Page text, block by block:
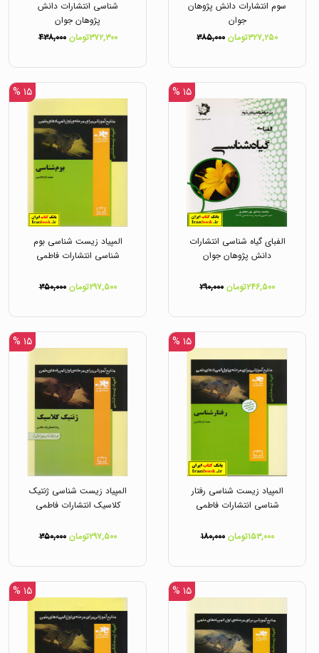
سوم انتشارات دانش پژوهان
جوان
۳۲۷,۲۵۰تومان
۳۸۵,۰۰۰
شناسی انتشارات دانش
پژوهان جوان
۳۷۲,۳۰۰تومان
۴۳۸,۰۰۰
۱۵ %
الفبای گیاه شناسی انتشارات
دانش پژوهان جوان
۲۴۶,۵۰۰تومان ۲۹۰,۰۰۰
۱۵ %
المپیاد زیست شناسی بوم
شناسی انتشارات فاطمی
۲۹۷,۵۰۰تومان ۳۵۰,۰۰۰
۱۵ %
المپیاد زیست شناسی رفتار
شناسی انتشارات فاطمی
۱۵۳,۰۰۰تومان ۱۸۰,۰۰۰
۱۵ %
المپیاد زیست شناسی ژنتیک
کلاسیک انتشارات فاطمی
۲۹۷,۵۰۰تومان ۳۵۰,۰۰۰
۱۵ % ۱۵ %